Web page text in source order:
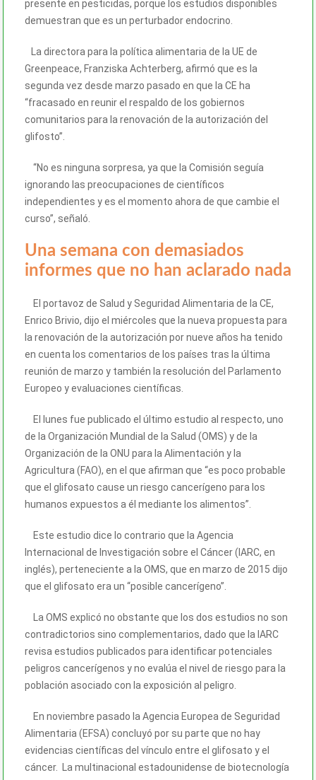
presente en pesticidas, porque los estudios disponibles
demuestran que es un perturbador endocrino.
La directora para la política alimentaria de la UE de
Greenpeace, Franziska Achterberg, afirmó que es la
segunda vez desde marzo pasado en que la CE ha
“fracasado en reunir el respaldo de los gobiernos
comunitarios para la renovación de la autorización del
glifosto”.
“No es ninguna sorpresa, ya que la Comisión seguía
ignorando las preocupaciones de científicos
independientes y es el momento ahora de que cambie el
curso”, señaló.
Una semana con demasiados
informes que no han aclarado nada
El portavoz de Salud y Seguridad Alimentaria de la CE,
Enrico Brivio, dijo el miércoles que la nueva propuesta para
la renovación de la autorización por nueve años ha tenido
en cuenta los comentarios de los países tras la última
reunión de marzo y también la resolución del Parlamento
Europeo y evaluaciones científicas.
El lunes fue publicado el último estudio al respecto, uno
de la Organización Mundial de la Salud (OMS) y de la
Organización de la ONU para la Alimentación y la
Agricultura (FAO), en el que afirman que “es poco probable
que el glifosato cause un riesgo cancerígeno para los
humanos expuestos a él mediante los alimentos”.
Este estudio dice lo contrario que la Agencia
Internacional de Investigación sobre el Cáncer (IARC, en
inglés), perteneciente a la OMS, que en marzo de 2015 dijo
que el glifosato era un “posible cancerígeno”.
La OMS explicó no obstante que los dos estudios no son
contradictorios sino complementarios, dado que la IARC
revisa estudios publicados para identificar potenciales
peligros cancerígenos y no evalúa el nivel de riesgo para la
población asociado con la exposición al peligro.
En noviembre pasado la Agencia Europea de Seguridad
Alimentaria (EFSA) concluyó por su parte que no hay
evidencias científicas del vínculo entre el glifosato y el
cáncer. La multinacional estadounidense de biotecnología